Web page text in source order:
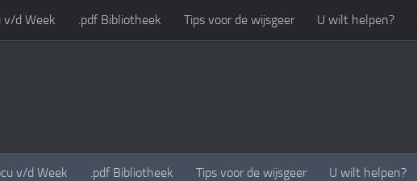
v/d Week .pdf Bibliotheek Tips voor de wijsgeer U wilt helpen?
v/d Week .pdf Bibliotheek Tips voor de wijsgeer U wilt helpen?